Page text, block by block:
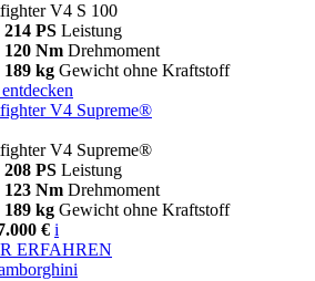
V4 S 100
214 PS Leistung
120 Nm Drehmoment
189 kg Gewicht ohne Kraftstoff
V4 Supreme®
V4 Supreme®
208 PS Leistung
123 Nm Drehmoment
189 kg Gewicht ohne Kraftstoff
€ i
ERFAHREN